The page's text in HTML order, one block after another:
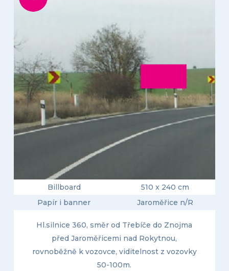
Billboard
510 x 240 cm
Papír i banner
Jaroměřice n/R
Hl.silnice 360, směr od Třebíče do Znojma
před Jaroměřicemi nad Rokytnou,
rovnoběžně k vozovce, viditelnost z vozovky
50-100m.